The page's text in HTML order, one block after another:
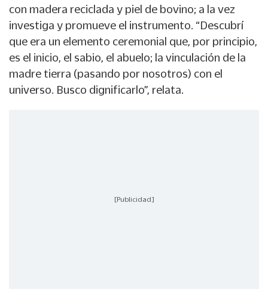
con madera reciclada y piel de bovino; a la vez
investiga y promueve el instrumento. “Descubrí
que era un elemento ceremonial que, por principio,
es el inicio, el sabio, el abuelo; la vinculación de la
madre tierra (pasando por nosotros) con el
universo. Busco dignificarlo”, relata.
[Publicidad]